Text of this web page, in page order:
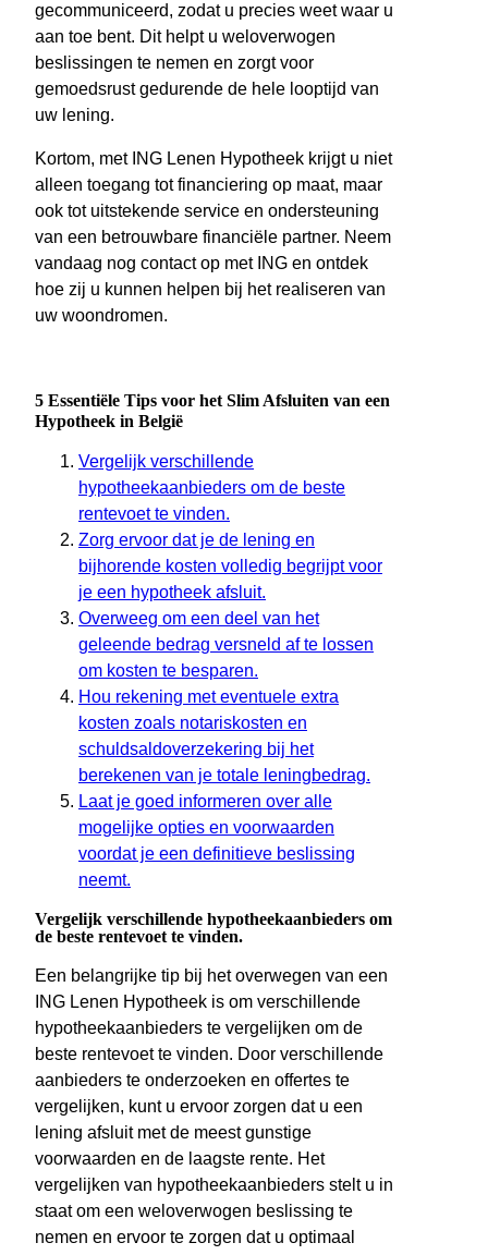
gecommuniceerd, zodat u precies weet waar u
aan toe bent. Dit helpt u weloverwogen
beslissingen te nemen en zorgt voor
gemoedsrust gedurende de hele looptijd van
uw lening.
Kortom, met ING Lenen Hypotheek krijgt u niet
alleen toegang tot financiering op maat, maar
ook tot uitstekende service en ondersteuning
van een betrouwbare financiële partner. Neem
vandaag nog contact op met ING en ontdek
hoe zij u kunnen helpen bij het realiseren van
uw woondromen.
5 Essentiële Tips voor het Slim Afsluiten van een
Hypotheek in België
Vergelijk verschillende
hypotheekaanbieders om de beste
rentevoet te vinden.
Zorg ervoor dat je de lening en
bijhorende kosten volledig begrijpt voor
je een hypotheek afsluit.
Overweeg om een deel van het
geleende bedrag versneld af te lossen
om kosten te besparen.
Hou rekening met eventuele extra
kosten zoals notariskosten en
schuldsaldoverzekering bij het
berekenen van je totale leningbedrag.
Laat je goed informeren over alle
mogelijke opties en voorwaarden
voordat je een definitieve beslissing
neemt.
Vergelijk verschillende hypotheekaanbieders om
de beste rentevoet te vinden.
Een belangrijke tip bij het overwegen van een
ING Lenen Hypotheek is om verschillende
hypotheekaanbieders te vergelijken om de
beste rentevoet te vinden. Door verschillende
aanbieders te onderzoeken en offertes te
vergelijken, kunt u ervoor zorgen dat u een
lening afsluit met de meest gunstige
voorwaarden en de laagste rente. Het
vergelijken van hypotheekaanbieders stelt u in
staat om een weloverwogen beslissing te
nemen en ervoor te zorgen dat u optimaal